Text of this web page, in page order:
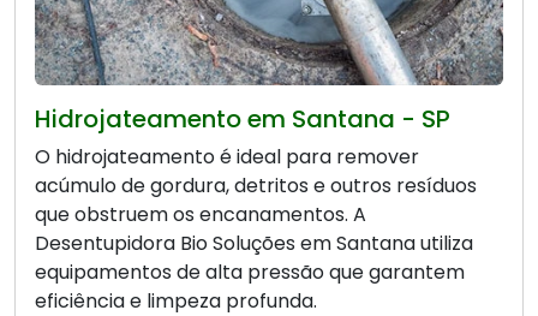
Hidrojateamento em Santana - SP
O hidrojateamento é ideal para remover
acúmulo de gordura, detritos e outros resíduos
que obstruem os encanamentos. A
Desentupidora Bio Soluções em Santana utiliza
equipamentos de alta pressão que garantem
eficiência e limpeza profunda.